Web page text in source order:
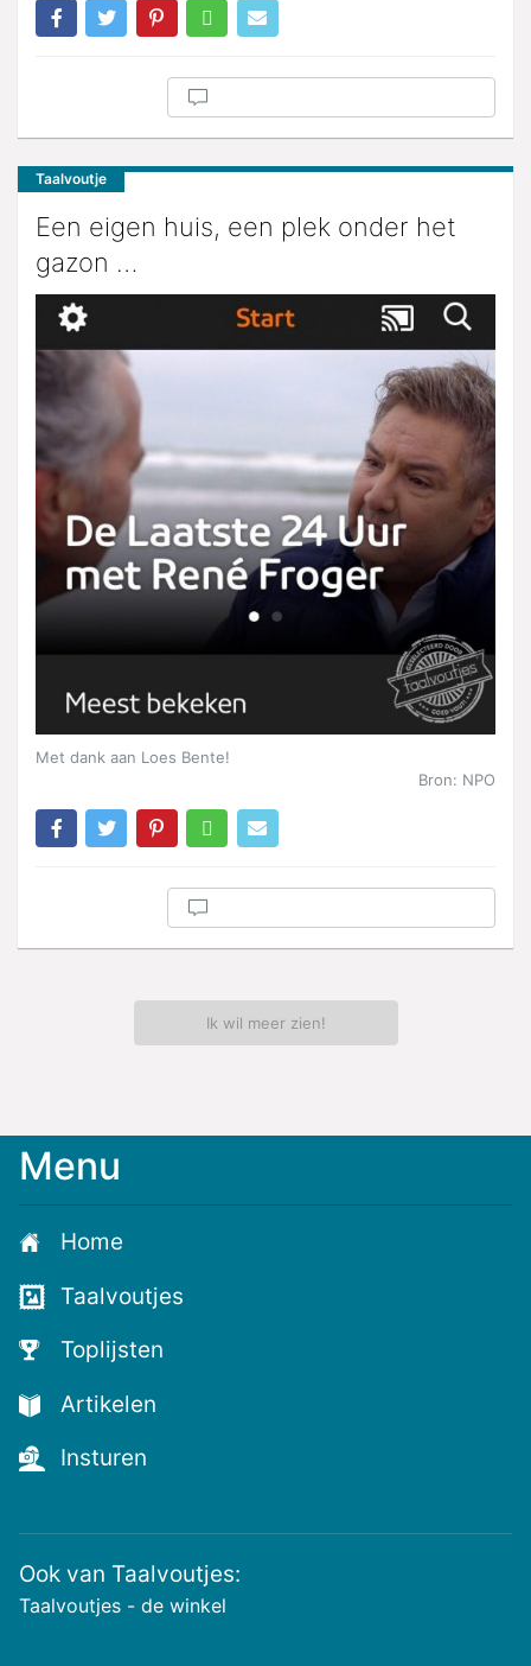
Taalvoutje
Een eigen huis, een plek onder het
gazon …
Met dank aan Loes Bente!
Bron: NPO
Ik wil meer zien!
Meld
voor
de
nieuwste
voutjes
en
de
voutste
nieuwtjes!
Menu
Home
Taalvoutjes
Toplijsten
Artikelen
Insturen
Ook van Taalvoutjes:
Taalvoutjes - de winkel